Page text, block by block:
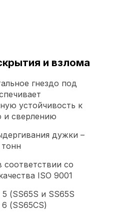
гнездо под
устойчивость к
и сверлению
дужки –
соответствии со
ISO 9001
и взлома
(SS65S и SS65S
(SS65CS)